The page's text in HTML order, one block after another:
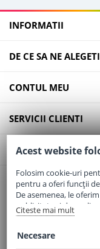
INFORMATII
DE CE SA NE ALEGETI
CONTUL MEU
SERVICII CLIENTI
CONTACT
Email:
Telefon:0745-964-449
Adresa:Sos. Borsului,
Acest website
Folosim cookie-uri
pentru a oferi funcții
De asemenea, le
publicitate și de
folosiți site-ul nostru.
Citeste mai mult
Necesare